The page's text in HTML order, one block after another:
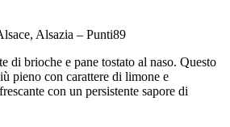
Alsazia – Punti89
di brioche e pane tostato al naso. Questo
pieno con carattere di limone e
con un persistente sapore di